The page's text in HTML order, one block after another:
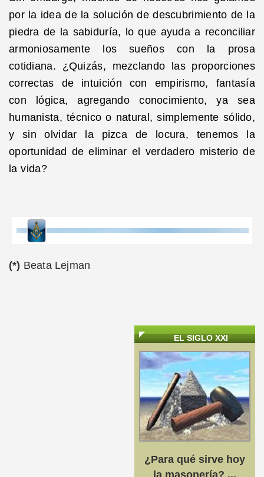
por la idea de la solución de descubrimiento de la
piedra de la sabiduría, lo que ayuda a reconciliar
armoniosamente los sueños con la prosa
cotidiana. ¿Quizás, mezclando las proporciones
correctas de intuición con empirismo, fantasía
con lógica, agregando conocimiento, ya sea
humanista, técnico o natural, simplemente sólido,
y sin olvidar la pizca de locura, tenemos la
oportunidad de eliminar el verdadero misterio de
la vida?
(*) Beata Lejman
EL SIGLO XXI
¿Para qué sirve hoy
la masonería? ...